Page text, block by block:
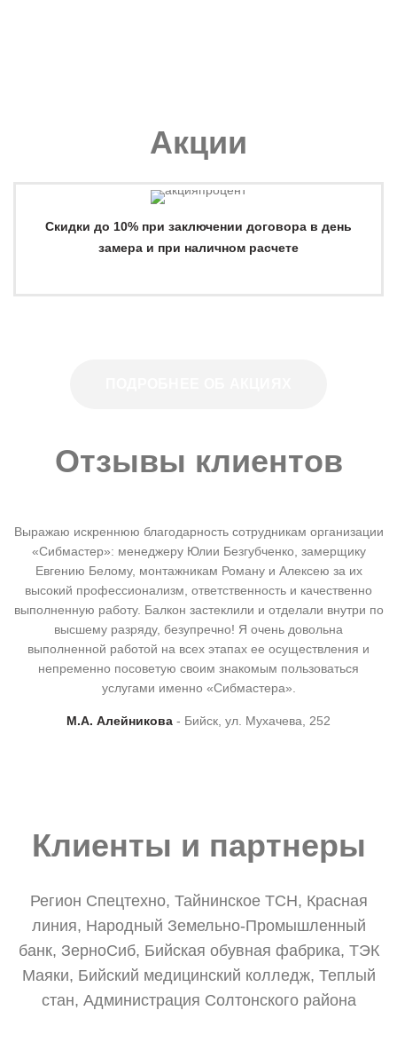
Акции
Скидки до 10% при заключении договора в день
замера и при наличном расчете
Отзывы клиентов
Выражаю искреннюю благодарность сотрудникам организации
«Сибмастер»: менеджеру Юлии Безгубченко, замерщику
Евгению Белому, монтажникам Роману и Алексею за их
высокий профессионализм, ответственность и качественно
выполненную работу. Балкон застеклили и отделали внутри по
высшему разряду, безупречно! Я очень довольна
выполненной работой на всех этапах ее осуществления и
непременно посоветую своим знакомым пользоваться
услугами именно «Сибмастера».
М.А. Алейникова Бийск, ул. Мухачева, 252
Клиенты и партнеры
Регион Спецтехно, Тайнинское ТСН, Красная
линия, Народный Земельно-Промышленный
банк, ЗерноСиб, Бийская обувная фабрика, ТЭК
Маяки, Бийский медицинский колледж, Теплый
стан, Администрация Солтонского района